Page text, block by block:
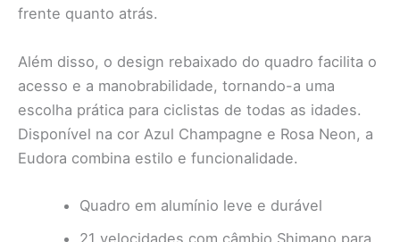
frente quanto atrás.
Além disso, o design rebaixado do quadro facilita o
acesso e a manobrabilidade, tornando-a uma
escolha prática para ciclistas de todas as idades.
Disponível na cor Azul Champagne e Rosa Neon, a
Eudora combina estilo e funcionalidade.
Quadro em alumínio leve e durável
21 velocidades com câmbio Shimano para